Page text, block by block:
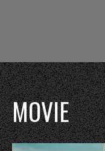
MOVIE